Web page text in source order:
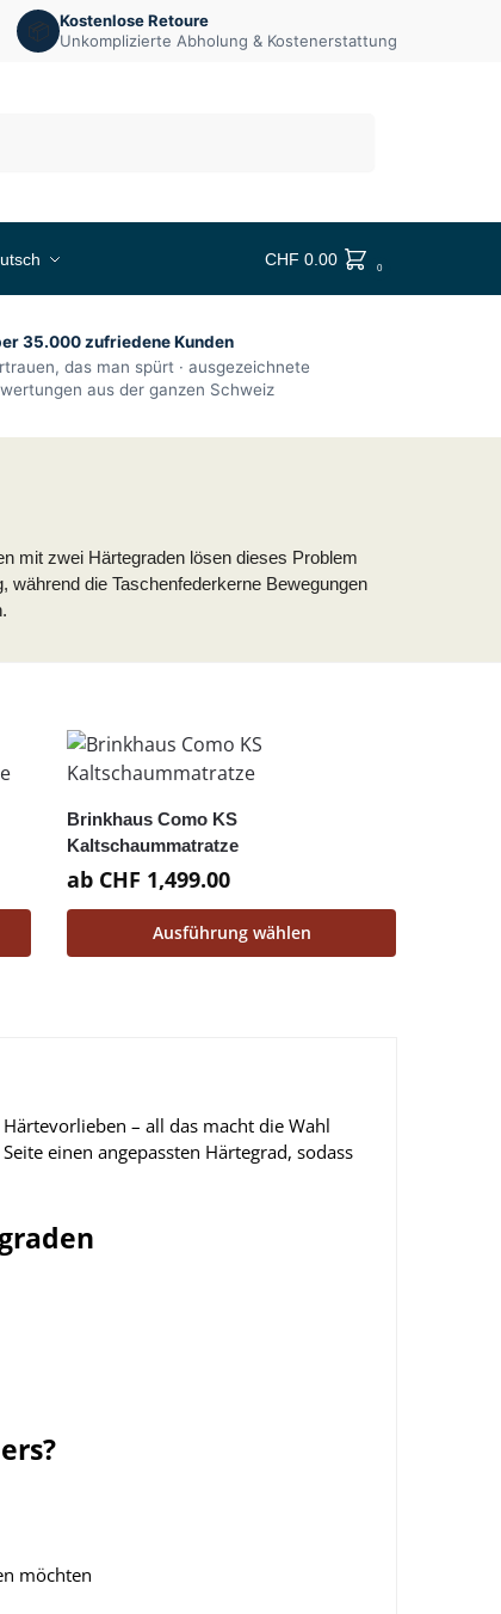
📦 Kostenlose Retoure
Unkomplizierte Abholung & Kostenerstattung
CHF 0.00 0
35.000 zufriedene Kunden
das man spürt · ausgezeichnete
aus der ganzen Schweiz
mit zwei Härtegraden lösen dieses Problem
die Taschenfederkerne Bewegungen
Brinkhaus Como KS
Kaltschaummatratze
ab CHF 1,499.00
Ausführung wählen
– all das macht die Wahl
einen angepassten Härtegrad, sodass
möchten